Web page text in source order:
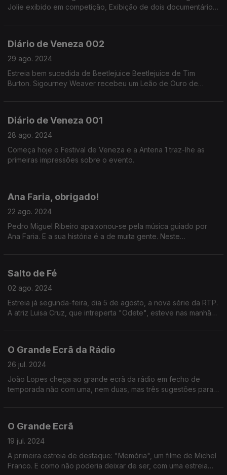
Jolie exibido em competição, Exibição de dois documentários
Diário de Veneza 002
29 ago. 2024
Estreia bem sucedida de Beetlejuice Beetlejuice de Tim
Burton. Sigourney Weaver recebeu um Leão de Ouro de
Diário de Veneza 001
28 ago. 2024
Começa hoje o Festival de Veneza e a Antena 1 traz-lhe as
primeiras impressões sobre o evento.
Ana Faria, obrigado!
22 ago. 2024
Pedro Miguel Ribeiro apaixonou-se pela música guiado por
Ana Faria. E a sua história é a de muita gente. Neste
Salto de Fé
02 ago. 2024
Estreia já segunda-feira, dia 5 de agosto, a nova série da RTP.
A atriz Luisa Cruz, que intreperta "Odete", esteve nas manhãs
O Grande Ecrã da Rádio
26 jul. 2024
João Lopes chega ao grande ecrã da rádio em fecho de
temporada não com uma, nem duas, mas três sugestões para
O Grande Ecrã
19 jul. 2024
A primeira estreia de destaque: "Memória", um filme de Michel
Franco. E como não poderia deixar de ser, com uma estreia